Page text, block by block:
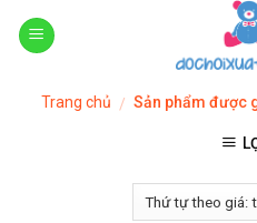
Skip
Trang chủ / Sản phẩm được